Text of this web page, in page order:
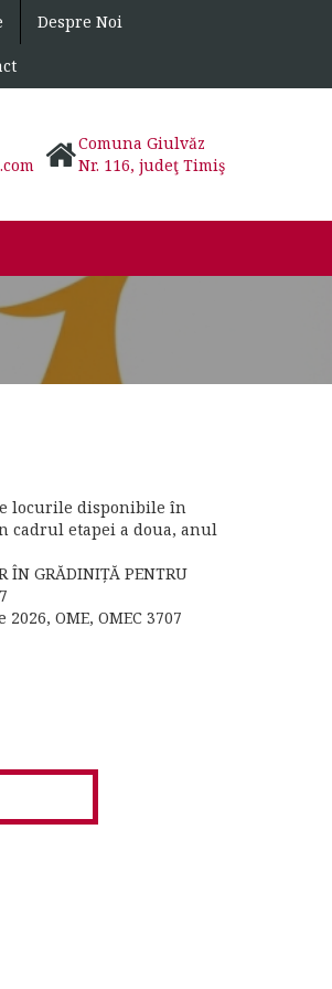
Despre Noi
Comuna Giulvăz
Nr. 116, judeţ Timiş
locurile disponibile în
cadrul etapei a doua, anul
ÎN GRĂDINIȚĂ PENTRU
OME, OMEC 3707